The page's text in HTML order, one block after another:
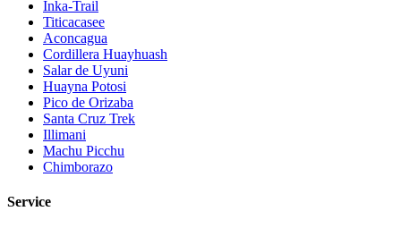
Inka-Trail
Titicacasee
Aconcagua
Cordillera Huayhuash
Salar de Uyuni
Huayna Potosi
Pico de Orizaba
Santa Cruz Trek
Illimani
Machu Picchu
Chimborazo
Service